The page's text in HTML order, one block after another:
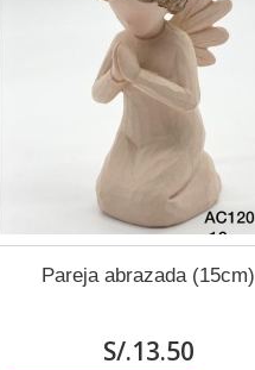
Pareja abrazada (15cm)
S/.13.50